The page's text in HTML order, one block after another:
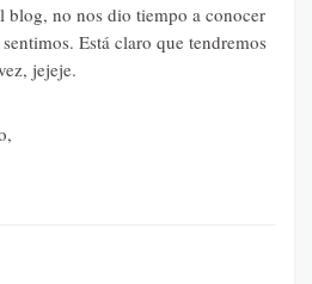
blog, no nos dio tiempo a conocer
Está claro que tendremos
jejeje.